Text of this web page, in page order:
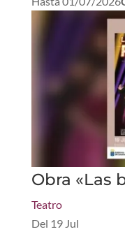
Obra «Las
Teatro
Del 19 Jul